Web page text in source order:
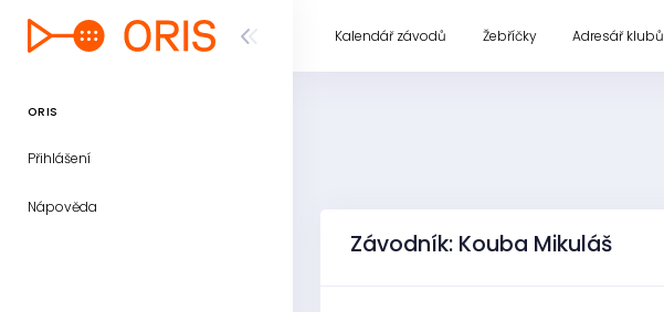
ORIS
Přihlášení
Nápověda
Kalendář závodů Žebříčky Adresář klubů
Závodník: Kouba Mikuláš